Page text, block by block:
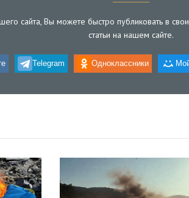
сайта, Вы можете быстро публиковать в
статьи на нашем сайте.
Telegram Одноклассники